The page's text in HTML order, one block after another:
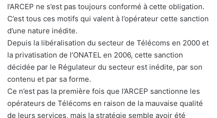
l’ARCEP ne s’est pas toujours conformé à cette obligation.
C’est tous ces motifs qui valent à l’opérateur cette sanction
d’une nature inédite.
Depuis la libéralisation du secteur de Télécoms en 2000 et
la privatisation de l’ONATEL en 2006, cette sanction
décidée par le Régulateur du secteur est inédite, par son
contenu et par sa forme.
Ce n’est pas la première fois que l’ARCEP sanctionne les
opérateurs de Télécoms en raison de la mauvaise qualité
de leurs services, mais la stratégie semble avoir été